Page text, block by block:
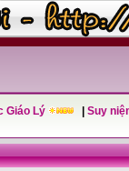
Giáo Lý Suy